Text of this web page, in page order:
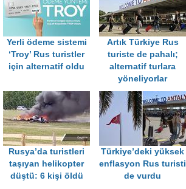
Yerli ödeme sistemi
‘Troy’ Rus turistler
için alternatif oldu
Artık Türkiye Rus
turiste de pahalı;
alternatif turlara
yöneliyorlar
Rusya’da turistleri
taşıyan helikopter
düştü: 6 kişi öldü
Türkiye’deki yüksek
enflasyon Rus turisti
de vurdu